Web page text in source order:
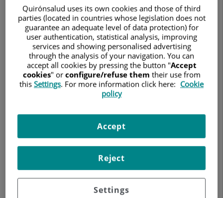
2 de junio de 2026
QUIRÓNSALUD
de espalda y ciática. Se produce cuando uno de los discos
que actúan como amortiguadores entre las vértebras se
deteriora o desplaza, pudiendo comprimir estructuras
En este vídeo de YouHealth, especialistas del Hospital
Universitario Quirónsalud Zaragoza y del Hospital
Quirónsalud uses its own cookies and those of third
parties (located in countries whose legislation does not
guarantee an adequate level of data protection) for
user authentication, statistical analysis, improving
services and showing personalised advertising
through the analysis of your navigation. You can
accept all cookies by pressing the button "Accept
cookies" or configure/refuse them their use from
this Settings. For more information click here: Cookie
policy
Settings
Reject
Accept